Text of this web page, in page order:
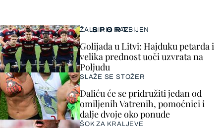
SPORT
ŽALGIRIS RAZBIJEN
Golijada u Litvi: Hajduku petarda i
velika prednost uoči uzvrata na
Poljudu
SLAŽE SE STOŽER
Daliću će se pridružiti jedan od
omiljenih Vatrenih, pomoćnici i
dalje dvoje oko ponude
ŠOK ZA KRALJEVE